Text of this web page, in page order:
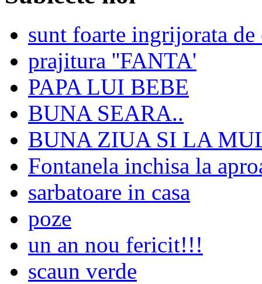
sunt foarte ingrijorata
prajitura ''FANTA'
PAPA LUI BEBE
BUNA SEARA..
BUNA ZIUA SI LA
Fontanela inchisa la
sarbatoare in casa
poze
un an nou fericit!!!
scaun verde